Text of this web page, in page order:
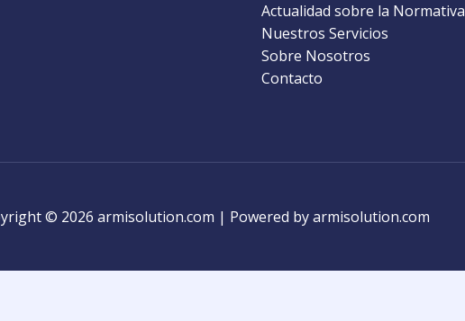
Actualidad sobre la Normativa
Nuestros Servicios
Sobre Nosotros
Contacto
© 2026 armisolution.com | Powered by armisolution.com